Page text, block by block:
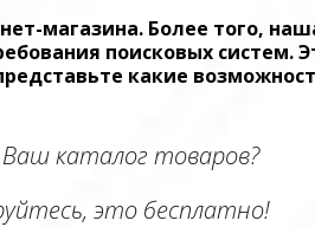
магазина. Более того,
поисковых систем.
какие
каталог товаров?
это бесплатно!